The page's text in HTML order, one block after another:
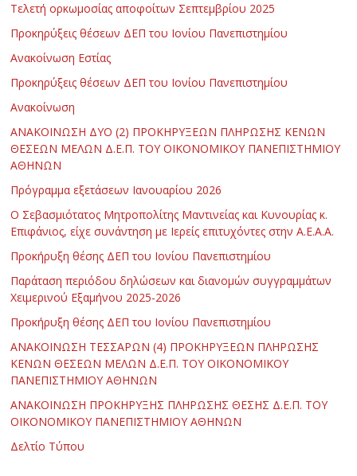
Τελετή ορκωμοσίας αποφοίτων Σεπτεμβρίου 2025
Προκηρύξεις θέσεων ΔΕΠ του Ιονίου Πανεπιστημίου
Ανακοίνωση Εστίας
Προκηρύξεις θέσεων ΔΕΠ του Ιονίου Πανεπιστημίου
Ανακοίνωση
ΑΝΑΚΟΙΝΩΣΗ ΔΥΟ (2) ΠΡΟΚΗΡΥΞΕΩΝ ΠΛΗΡΩΣΗΣ ΚΕΝΩΝ
ΘΕΣΕΩΝ ΜΕΛΩΝ Δ.Ε.Π. ΤΟΥ ΟΙΚΟΝΟΜΙΚΟΥ ΠΑΝΕΠΙΣΤΗΜΙΟΥ
ΑΘΗΝΩΝ
Πρόγραμμα εξετάσεων Ιανουαρίου 2026
Ο Σεβασμιότατος Μητροπολίτης Μαντινείας και Κυνουρίας κ.
Επιφάνιος, είχε συνάντηση με Ιερείς επιτυχόντες στην Α.Ε.Α.Α.
Προκήρυξη θέσης ΔΕΠ του Ιονίου Πανεπιστημίου
Παράταση περιόδου δηλώσεων και διανομών συγγραμμάτων
Χειμερινού Εξαμήνου 2025-2026
Προκήρυξη θέσης ΔΕΠ του Ιονίου Πανεπιστημίου
ΑΝΑΚΟΙΝΩΣΗ ΤΕΣΣΑΡΩΝ (4) ΠΡΟΚΗΡΥΞΕΩΝ ΠΛΗΡΩΣΗΣ
ΚΕΝΩΝ ΘΕΣΕΩΝ ΜΕΛΩΝ Δ.Ε.Π. ΤΟΥ ΟΙΚΟΝΟΜΙΚΟΥ
ΠΑΝΕΠΙΣΤΗΜΙΟΥ ΑΘΗΝΩΝ
ΑΝΑΚΟΙΝΩΣΗ ΠΡΟΚΗΡΥΞΗΣ ΠΛΗΡΩΣΗΣ ΘΕΣΗΣ Δ.Ε.Π. ΤΟΥ
ΟΙΚΟΝΟΜΙΚΟΥ ΠΑΝΕΠΙΣΤΗΜΙΟΥ ΑΘΗΝΩΝ
Δελτίο Τύπου